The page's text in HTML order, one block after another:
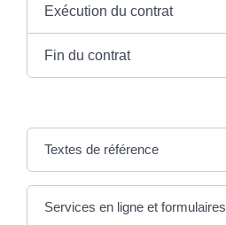
Exécution du contrat
Fin du contrat
Textes de référence
Services en ligne et formulaires